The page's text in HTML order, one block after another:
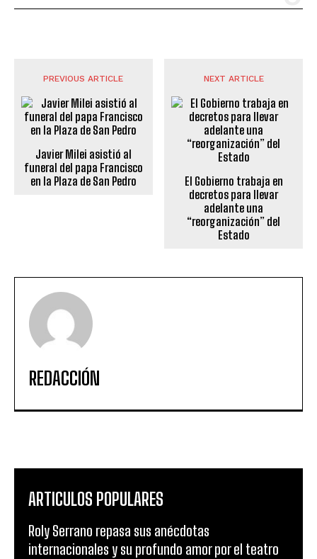
PREVIOUS ARTICLE
Javier Milei asistió al
funeral del papa Francisco
en la Plaza de San Pedro
NEXT ARTICLE
El Gobierno trabaja en
decretos para llevar
adelante una
“reorganización” del
Estado
REDACCIÓN
ARTICULOS POPULARES
Roly Serrano repasa sus anécdotas
internacionales y su profundo amor por el teatro